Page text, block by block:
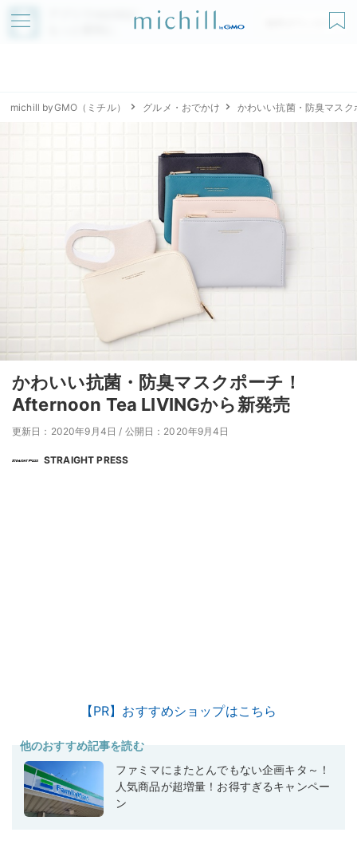
アプリでmichillが
無料ダウンロード
michill byGMO（ミチル） グルメ・おでかけ かわいい抗菌・防臭マス
かわいい抗菌・防臭マスクポーチ！
Afternoon Tea LIVINGから新発売
更新日：2020年9月4日 / 公開日：2020年9月4日
STRAIGHT PRESS
【PR】おすすめショップはこちら
他のおすすめ記事を読む
ファミマにまたとんでもない企画キタ～！
人気商品が超増量！お得すぎるキャンペー
ン